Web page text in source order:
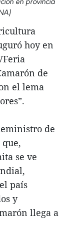
hoy en
de
el lema
de
se ve
país
y
llega a